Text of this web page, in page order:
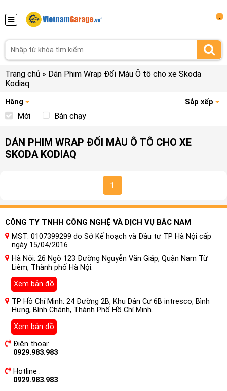
Trang chủ » Dán Phim Wrap Đổi Màu Ô tô cho xe Skoda
Kodiaq
Hãng Sắp xếp
Mới Bán chạy
DÁN PHIM WRAP ĐỔI MÀU Ô TÔ CHO XE
SKODA KODIAQ
1
CÔNG TY TNHH CÔNG NGHỆ VÀ DỊCH VỤ BẮC NAM
MST: 0107399299 do Sở Kế hoạch và Đầu tư TP Hà Nội cấp
ngày 15/04/2016
Hà Nội: 26 Ngõ 123 Đường Nguyễn Văn Giáp, Quận Nam Từ
Liêm, Thành phố Hà Nội.
Xem bản đồ
TP Hồ Chí Minh: 24 Đường 2B, Khu Dân Cư 6B intresco, Bình
Hưng, Bình Chánh, Thành Phố Hồ Chí Minh.
Xem bản đồ
Điện thoại:
0929.983.983
Hotline :
0929.983.983